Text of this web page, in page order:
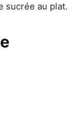
sucrée au plat.